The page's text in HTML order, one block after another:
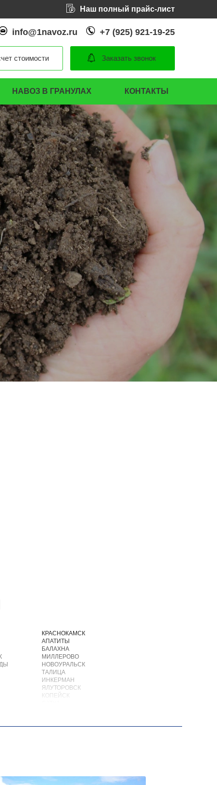
Наш полный прайс-лист
info@1navoz.ru +7 (925) 921-19-25
стоимости Заказать звонок
НАВОЗ В ГРАНУЛАХ КОНТАКТЫ
КРАСНОКАМСК
АПАТИТЫ
БАЛАХНА
МИЛЛЕРОВО
НОВОУРАЛЬСК
ТАЛИЦА
ИНКЕРМАН
ЯЛУТОРОВСК
КОПЕЙСК
БИРОБИДЖАН
ЮЖНОУРАЛЬСК